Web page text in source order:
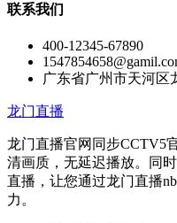
联系我们
400-12345-67890
广东省广州市天河区
龙门直播
龙门直播官网同步CCTV5
清画质，无延迟播放。同
直播，让您通过龙门直播
力。